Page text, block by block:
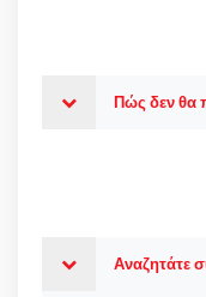
Πώς δεν θα
Αναζητάτε